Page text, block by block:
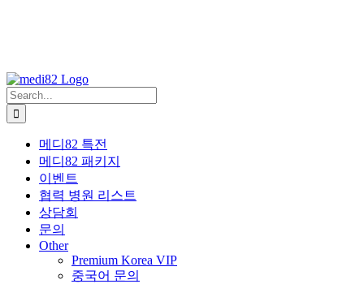
Search
for:
메디82 특전
메디82 패키지
이벤트
협력 병원 리스트
상담회
문의
Other
Premium Korea VIP
중국어 문의